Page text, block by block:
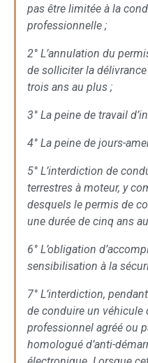
pas être limitée à la
professionnelle ;
2° L’annulation du
de solliciter la
trois ans au plus ;
3° La peine de travail
4° La peine de jours-
5° L’interdiction de
terrestres à moteur, y
desquels le permis de
une durée de cinq ans
6° L’obligation
sensibilisation à la
7° L’interdiction,
de conduire un véhicule
professionnel agréé ou
homologué d’anti-